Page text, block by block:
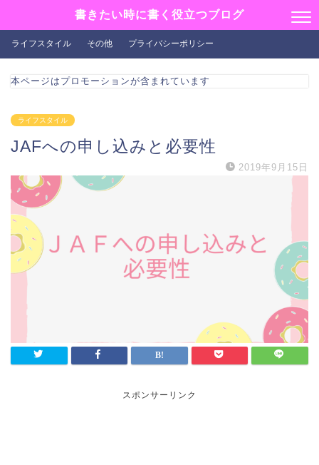
書きたい時に書く役立つブログ
ライフスタイル その他 プライバシーポリシー
本ページはプロモーションが含まれています
ライフスタイル
JAFへの申し込みと必要性
2019年9月15日
スポンサーリンク